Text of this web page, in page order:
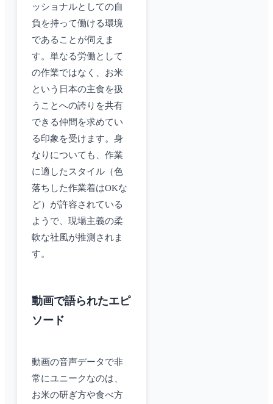
ッショナルとしての自
負を持って働ける環境
であることが伺えま
す。単なる労働として
の作業ではなく、お米
という日本の主食を扱
うことへの誇りを共有
できる仲間を求めてい
る印象を受けます。身
なりについても、作業
に適したスタイル（色
落ちした作業着はOKな
ど）が許容されている
ようで、現場主義の柔
軟な社風が推測されま
す。
動画で語られたエピ
ソード
動画の音声データで非
常にユニークなのは、
お米の研ぎ方や食べ方